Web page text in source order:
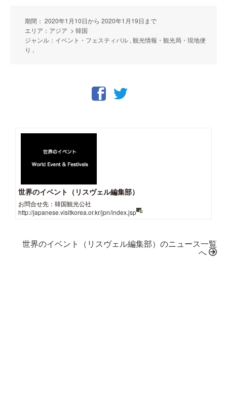
期間： 2020年1月10日から 2020年1月19日まで
エリア：アジア > 韓国
ジャンル：イベント・フェスティバル , 観光情報・観光局・現地便
り ,
世界のイベント（リスヴェル編集部）
お問合せ先：韓国観光公社
http://japanese.visitkorea.or.kr/jpn/index.jsp
世界のイベント（リスヴェル編集部）のニュース一覧
へ